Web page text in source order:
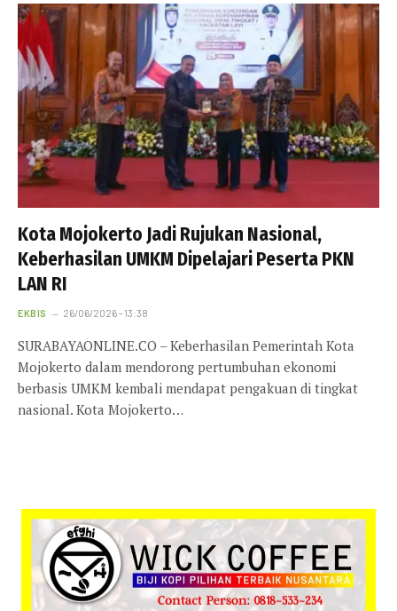
Kota Mojokerto Jadi Rujukan Nasional,
Keberhasilan UMKM Dipelajari Peserta PKN
LAN RI
EKBIS 26/06/2026 - 13:38
SURABAYAONLINE.CO – Keberhasilan Pemerintah Kota
Mojokerto dalam mendorong pertumbuhan ekonomi
berbasis UMKM kembali mendapat pengakuan di tingkat
nasional. Kota Mojokerto…